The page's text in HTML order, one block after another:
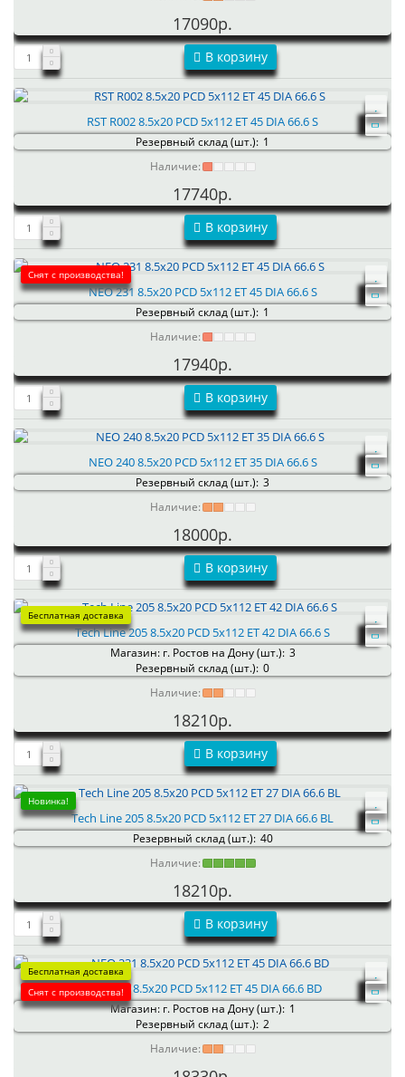
17090р.
В корзину
RST R002 8.5x20 PCD 5x112 ET 45 DIA 66.6 S
Резервный склад (шт.): 1
Наличие:
17740р.
В корзину
Снят с производства!
NEO 231 8.5x20 PCD 5x112 ET 45 DIA 66.6 S
Резервный склад (шт.): 1
Наличие:
17940р.
В корзину
NEO 240 8.5x20 PCD 5x112 ET 35 DIA 66.6 S
Резервный склад (шт.): 3
Наличие:
18000р.
В корзину
Бесплатная доставка
Tech Line 205 8.5x20 PCD 5x112 ET 42 DIA 66.6 S
Магазин: г. Ростов на Дону (шт.): 3
Резервный склад (шт.): 0
Наличие:
18210р.
В корзину
Новинка!
Tech Line 205 8.5x20 PCD 5x112 ET 27 DIA 66.6 BL
Резервный склад (шт.): 40
Наличие:
18210р.
В корзину
Бесплатная доставка
Снят с производства!NEO 231 8.5x20 PCD 5x112 ET 45 DIA 66.6 BD
Магазин: г. Ростов на Дону (шт.): 1
Резервный склад (шт.): 2
Наличие: